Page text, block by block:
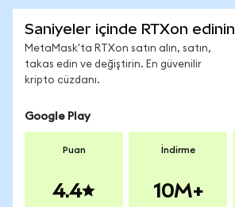
Saniyeler içinde RTXon edinin
MetaMask'ta RTXon satın alın, satın,
takas edin ve değiştirin. En güvenilir
kripto cüzdanı.
Google Play
Puan
4.4
İndirme
10M+